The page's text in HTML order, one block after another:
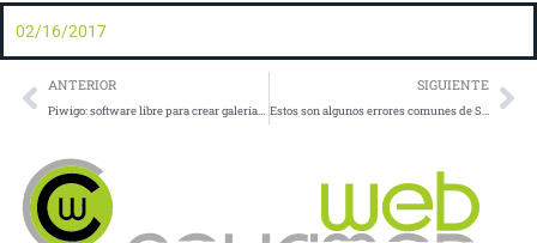
02/16/2017
Prev
ANTERIOR
Piwigo: software libre para crear galerías de fotos en tu web
SIGUIENTE
Estos son algunos errores comunes de SEO que debemos evitar